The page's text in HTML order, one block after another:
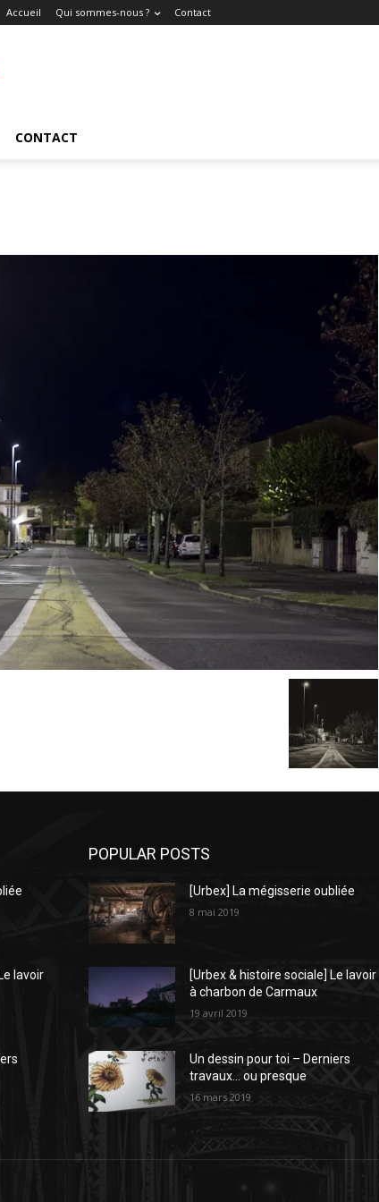
Accueil Qui sommes-nous ? Contact
CONTACT
lavoir
POPULAR POSTS
[Urbex] La mégisserie oubliée
8 mai 2019
[Urbex & histoire sociale] Le lavoir
à charbon de Carmaux
19 avril 2019
Un dessin pour toi – Derniers
travaux… ou presque
16 mars 2019